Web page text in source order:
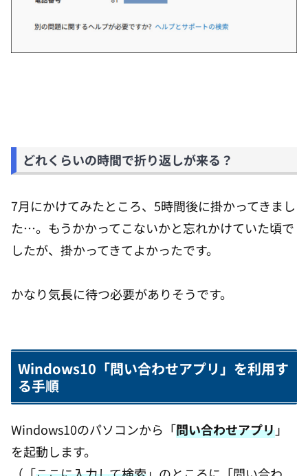
どれくらいの時間で折り返しが来る？
7月にかけてみたところ、5時間後に掛かってきまし
た…。もうかかってこないかと忘れかけていた頃で
したが、掛かってきてよかったです。
かなり気長に待つ必要がありそうです。
Windows10「問い合わせアプリ」を利用す
る手順
Windows10のパソコンから「問い合わせアプリ」
を起動します。